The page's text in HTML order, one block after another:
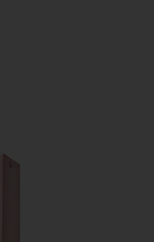
GLOSSY FRESH